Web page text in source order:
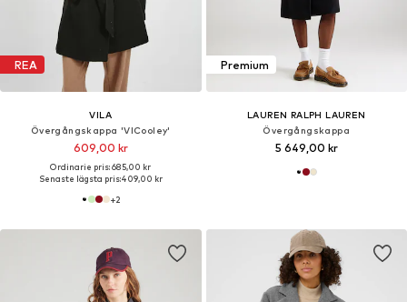
REA
VILA
Övergångskappa 'VICooley'
609,00 kr
Ordinarie pris: 685,00 kr
Senaste lägsta pris:409,00 kr
+2
Premium
LAUREN RALPH LAUREN
Övergångskappa
5 649,00 kr